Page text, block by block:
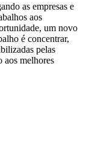
as empresas e
aos
um novo
é concentrar,
pelas
aos melhores